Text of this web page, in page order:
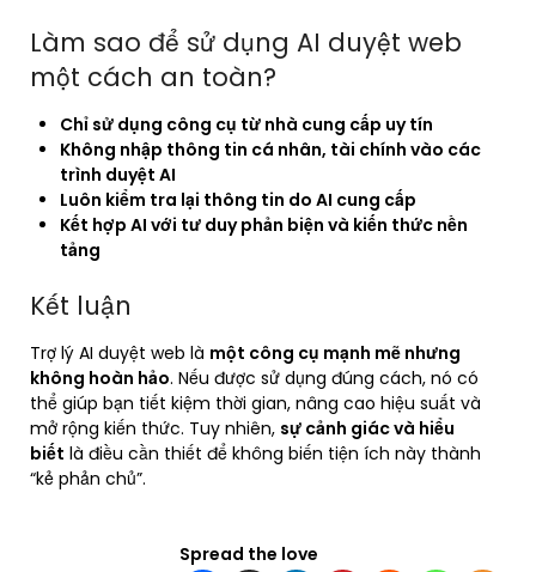
Làm sao để sử dụng AI duyệt web
một cách an toàn?
Chỉ sử dụng công cụ từ nhà cung cấp uy tín
Không nhập thông tin cá nhân, tài chính vào các
trình duyệt AI
Luôn kiểm tra lại thông tin do AI cung cấp
Kết hợp AI với tư duy phản biện và kiến thức nền
tảng
Kết luận
Trợ lý AI duyệt web là một công cụ mạnh mẽ nhưng
không hoàn hảo. Nếu được sử dụng đúng cách, nó có
thể giúp bạn tiết kiệm thời gian, nâng cao hiệu suất và
mở rộng kiến thức. Tuy nhiên, sự cảnh giác và hiểu
biết là điều cần thiết để không biến tiện ích này thành
“kẻ phản chủ”.
Spread the love